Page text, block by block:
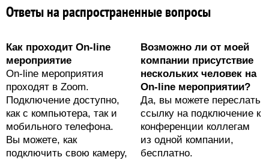
Ответы на распространенные вопросы
Как проходит On-line
мероприятие
On-line мероприятия
проходят в Zoom.
Подключение доступно,
как с компьютера, так и
мобильного телефона.
Вы можете, как
подключить свою камеру,
Возможно ли от моей
компании присутствие
нескольких человек на
On-line мероприятии?
Да, вы можете переслать
ссылку на подключение к
конференции коллегам
из одной компании,
бесплатно.